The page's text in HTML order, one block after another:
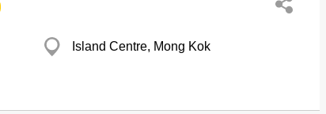
Island Centre, Mong Kok